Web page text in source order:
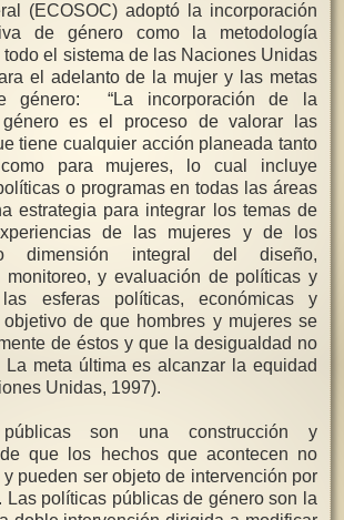
(ECOSOC) adoptó la incorporación
de género como la metodología
el sistema de las Naciones Unidas
el adelanto de la mujer y las metas
género: “La incorporación de la
género es el proceso de valorar las
tiene cualquier acción planeada tanto
para mujeres, lo cual incluye
o programas en todas las áreas
estrategia para integrar los temas de
de las mujeres y de los
dimensión integral del diseño,
monitoreo, y evaluación de políticas y
esferas políticas, económicas y
de que hombres y mujeres se
de éstos y que la desigualdad no
La meta última es alcanzar la equidad
Unidas, 1997).
son una construcción y
que los hechos que acontecen no
pueden ser objeto de intervención por
Las políticas públicas de género son la